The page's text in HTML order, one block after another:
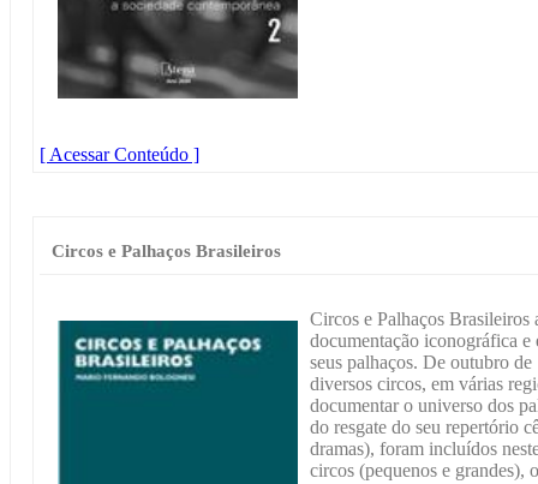
[ Acessar Conteúdo ]
Circos e Palhaços Brasileiros
Circos e Palhaços Brasileiros
documentação iconográfica e
seus palhaços. De outubro
diversos circos, em várias
documentar o universo dos
do resgate do seu repertório
dramas), foram incluídos
circos (pequenos e grandes),